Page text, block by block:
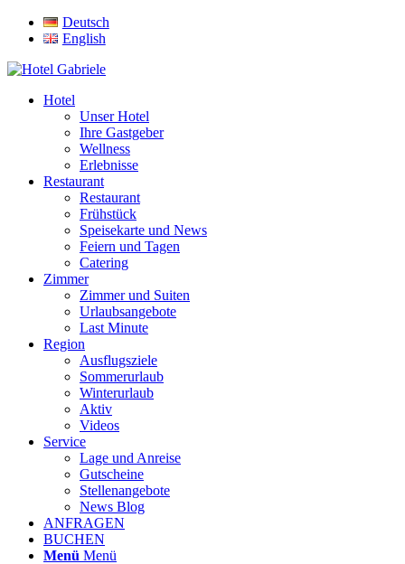
Deutsch
English
Hotel
Unser Hotel
Ihre Gastgeber
Wellness
Erlebnisse
Restaurant
Restaurant
Frühstück
Speisekarte und News
Feiern und Tagen
Catering
Zimmer
Zimmer und Suiten
Urlaubsangebote
Last Minute
Region
Ausflugsziele
Sommerurlaub
Winterurlaub
Aktiv
Videos
Service
Lage und Anreise
Gutscheine
Stellenangebote
News Blog
ANFRAGEN
BUCHEN
Menü Menü